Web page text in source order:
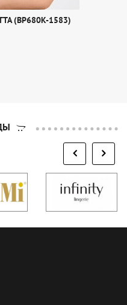
(BP680K-1583)